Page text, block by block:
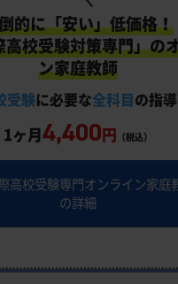
的に「安い」低価格！
高校受験対策専門」の
ン家庭教師
受験に必要な全科目の指
1ヶ月4,400円 （税込）
高校受験専門オンライン家庭
の詳細